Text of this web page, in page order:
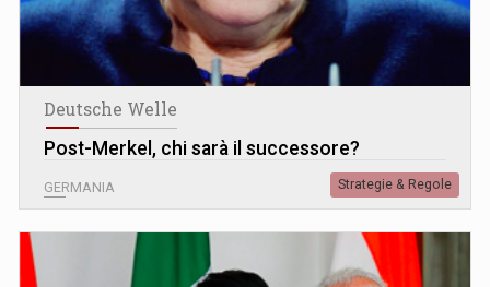
Deutsche Welle
Post-Merkel, chi sarà il successore?
GERMANIA Strategie & Regole